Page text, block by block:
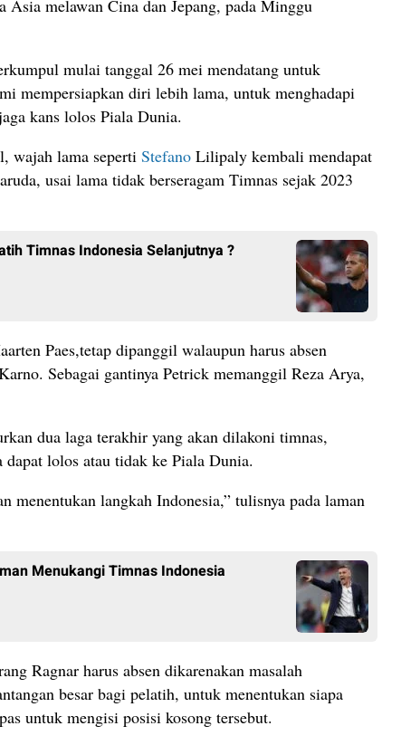
Asia melawan Cina dan Jepang, pada Minggu
mulai tanggal 26 mei mendatang untuk
mempersiapkan diri lebih lama, untuk menghadapi
kans lolos Piala Dunia.
wajah lama seperti Stefano Lilipaly kembali mendapat
usai lama tidak berseragam Timnas sejak 2023
Timnas Indonesia Selanjutnya ?
Paes,tetap dipanggil walaupun harus absen
Sebagai gantinya Petrick memanggil Reza Arya,
dua laga terakhir yang akan dilakoni timnas,
dapat lolos atau tidak ke Piala Dunia.
menentukan langkah Indonesia,” tulisnya pada laman
Menukangi Timnas Indonesia
Ragnar harus absen dikarenakan masalah
besar bagi pelatih, untuk menentukan siapa
untuk mengisi posisi kosong tersebut.